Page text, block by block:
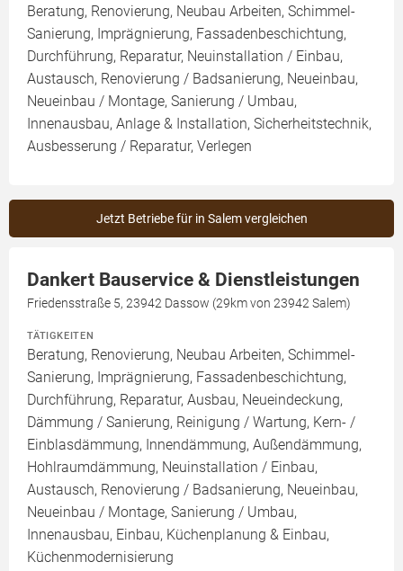
Beratung, Renovierung, Neubau Arbeiten, Schimmel-
Sanierung, Imprägnierung, Fassadenbeschichtung,
Durchführung, Reparatur, Neuinstallation / Einbau,
Austausch, Renovierung / Badsanierung, Neueinbau,
Neueinbau / Montage, Sanierung / Umbau,
Innenausbau, Anlage & Installation, Sicherheitstechnik,
Ausbesserung / Reparatur, Verlegen
Jetzt Betriebe für in Salem vergleichen
Dankert Bauservice & Dienstleistungen
Friedensstraße 5, 23942 Dassow (29km von 23942 Salem)
TÄTIGKEITEN
Beratung, Renovierung, Neubau Arbeiten, Schimmel-
Sanierung, Imprägnierung, Fassadenbeschichtung,
Durchführung, Reparatur, Ausbau, Neueindeckung,
Dämmung / Sanierung, Reinigung / Wartung, Kern- /
Einblasdämmung, Innendämmung, Außendämmung,
Hohlraumdämmung, Neuinstallation / Einbau,
Austausch, Renovierung / Badsanierung, Neueinbau,
Neueinbau / Montage, Sanierung / Umbau,
Innenausbau, Einbau, Küchenplanung & Einbau,
Küchenmodernisierung